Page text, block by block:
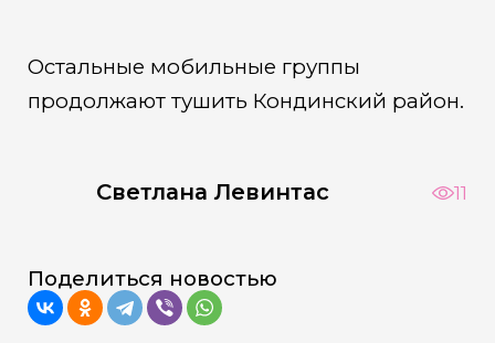
Остальные мобильные группы
продолжают тушить Кондинский район.
Светлана Левинтас 11
Поделиться новостью